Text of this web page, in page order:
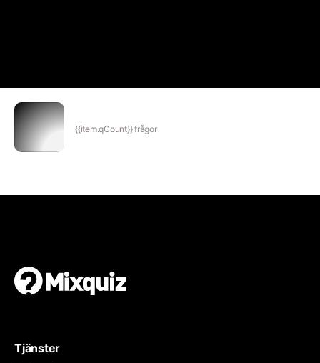
{{item.qCount}} frågor
Tjänster